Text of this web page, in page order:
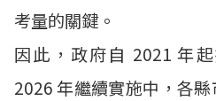
考量的關鍵。
因此，政府自 2021 年
2026 年繼續實施中，各